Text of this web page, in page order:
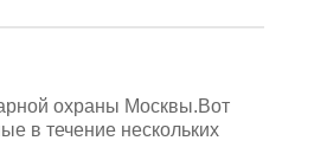
охраны Москвы.Вот
в течение нескольких